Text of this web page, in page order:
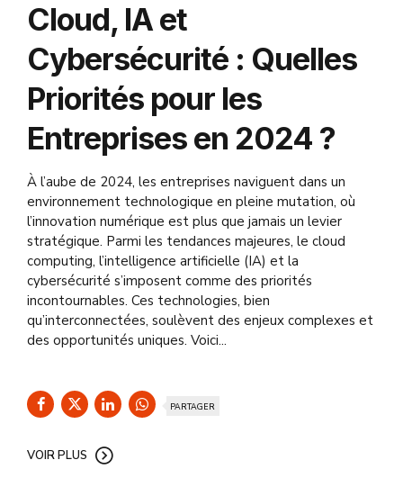
Cloud, IA et
Cybersécurité : Quelles
Priorités pour les
Entreprises en 2024 ?
À l’aube de 2024, les entreprises naviguent dans un
environnement technologique en pleine mutation, où
l’innovation numérique est plus que jamais un levier
stratégique. Parmi les tendances majeures, le cloud
computing, l’intelligence artificielle (IA) et la
cybersécurité s’imposent comme des priorités
incontournables. Ces technologies, bien
qu’interconnectées, soulèvent des enjeux complexes et
des opportunités uniques. Voici...
PARTAGER
VOIR PLUS